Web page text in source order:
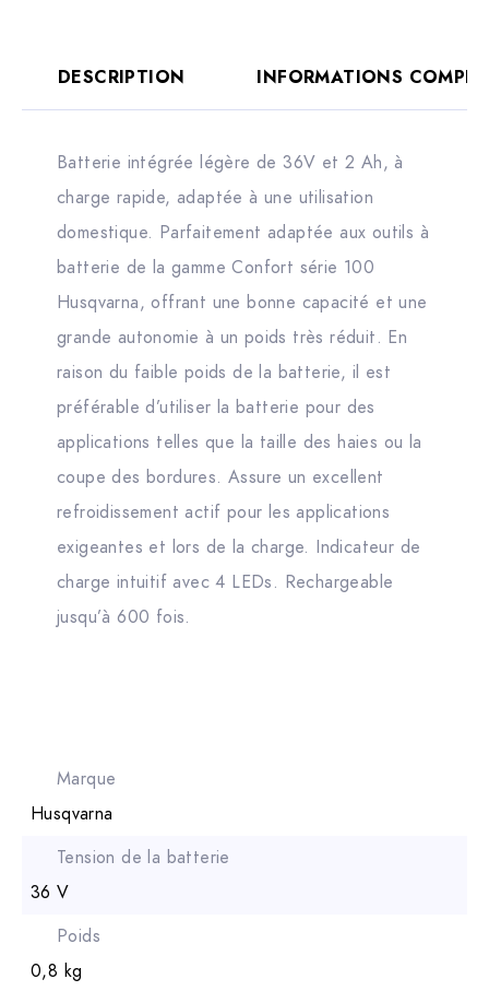
DESCRIPTION INFORMATIONS
Batterie intégrée légère de 36V et 2 Ah, à
charge rapide, adaptée à une utilisation
domestique. Parfaitement adaptée aux outils à
batterie de la gamme Confort série 100
Husqvarna, offrant une bonne capacité et une
grande autonomie à un poids très réduit. En
raison du faible poids de la batterie, il est
préférable d’utiliser la batterie pour des
applications telles que la taille des haies ou la
coupe des bordures. Assure un excellent
refroidissement actif pour les applications
exigeantes et lors de la charge. Indicateur de
charge intuitif avec 4 LEDs. Rechargeable
jusqu’à 600 fois.
Marque
Husqvarna
Tension de la batterie
36 V
Poids
0,8 kg